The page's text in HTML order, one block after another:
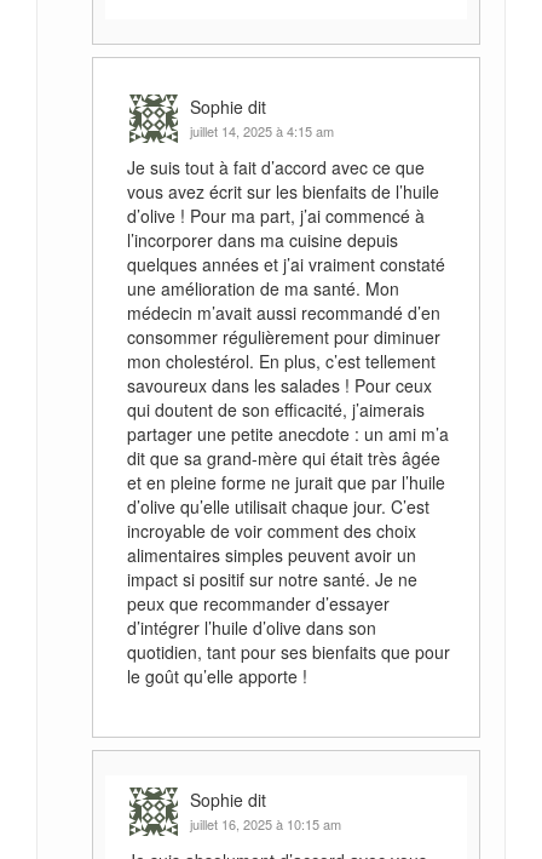
Sophie dit
juillet 14, 2025 à 4:15 am
Je suis tout à fait d’accord avec ce que
vous avez écrit sur les bienfaits de l’huile
d’olive ! Pour ma part, j’ai commencé à
l’incorporer dans ma cuisine depuis
quelques années et j’ai vraiment constaté
une amélioration de ma santé. Mon
médecin m’avait aussi recommandé d’en
consommer régulièrement pour diminuer
mon cholestérol. En plus, c’est tellement
savoureux dans les salades ! Pour ceux
qui doutent de son efficacité, j’aimerais
partager une petite anecdote : un ami m’a
dit que sa grand-mère qui était très âgée
et en pleine forme ne jurait que par l’huile
d’olive qu’elle utilisait chaque jour. C’est
incroyable de voir comment des choix
alimentaires simples peuvent avoir un
impact si positif sur notre santé. Je ne
peux que recommander d’essayer
d’intégrer l’huile d’olive dans son
quotidien, tant pour ses bienfaits que pour
le goût qu’elle apporte !
Sophie dit
juillet 16, 2025 à 10:15 am